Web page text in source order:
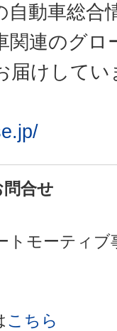
自動車総
関連のグ
届けしてい
合せ
トモーティ
こちら